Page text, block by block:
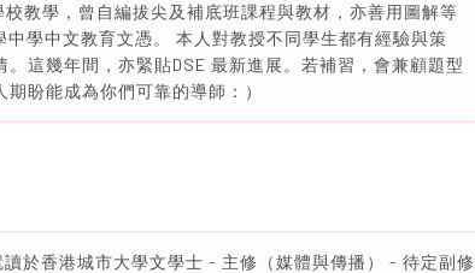
教學，曾自編拔尖及補底班課程與教材，亦善用圖解等
學中文教育文憑。 本人對教授不同學生都有經驗與策
這幾年間，亦緊貼DSE 最新進展。若補習，會兼顧題型
盼能成為你們可靠的導師：）
讀於香港城市大學文學士 - 主修（媒體與傳播） - 待定副修